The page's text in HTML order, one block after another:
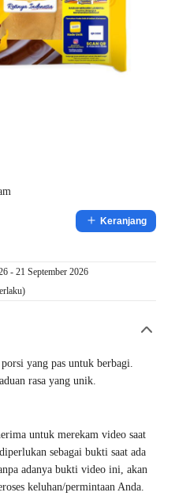
Keranjang
- 21 September 2026
yang pas untuk berbagi.
rasa yang unik.
untuk merekam video saat
sebagai bukti saat ada
adanya bukti video ini, akan
keluhan/permintaan Anda.